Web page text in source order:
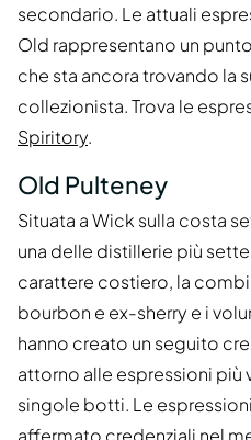
secondario. Le attuali
Old rappresentano un
che sta ancora trovando la
collezionista. Trova le
Spiritory.
Old Pulteney
Situata a Wick sulla costa
una delle distillerie più
carattere costiero, la
bourbon e ex-sherry e i
hanno creato un seguito
attorno alle espressioni più
singole botti. Le espressioni
affermato credenziali nel